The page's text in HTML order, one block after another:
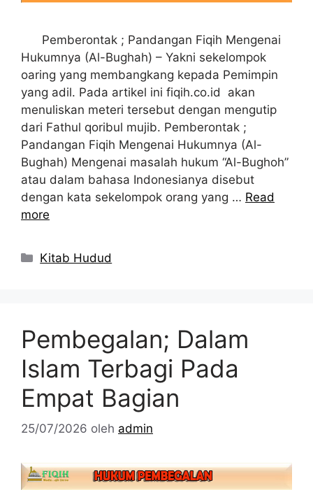
Pemberontak ; Pandangan Fiqih Mengenai
Hukumnya (Al-Bughah) – Yakni sekelompok
oaring yang membangkang kepada Pemimpin
yang adil. Pada artikel ini fiqih.co.id akan
menuliskan meteri tersebut dengan mengutip
dari Fathul qoribul mujib. Pemberontak ;
Pandangan Fiqih Mengenai Hukumnya (Al-
Bughah) Mengenai masalah hukum “Al-Bughoh”
atau dalam bahasa Indonesianya disebut
dengan kata sekelompok orang yang … Read
more
Kategori
Kitab Hudud
Pembegalan; Dalam
Islam Terbagi Pada
Empat Bagian
25/07/2026 oleh admin